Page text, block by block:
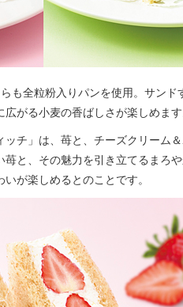
も全粒粉入りパンを使用。サンド
がる小麦の香ばしさが楽しめます
チ」は、苺と、チーズクリーム
と、その魅力を引き立てるまろ
が楽しめるとのことです。